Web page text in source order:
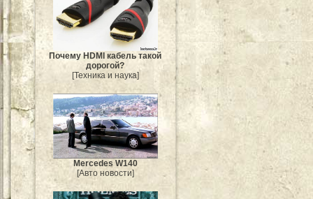
Почему HDMI кабель такой
дорогой?
[Техника и наука]
Mercedes W140
[Авто новости]